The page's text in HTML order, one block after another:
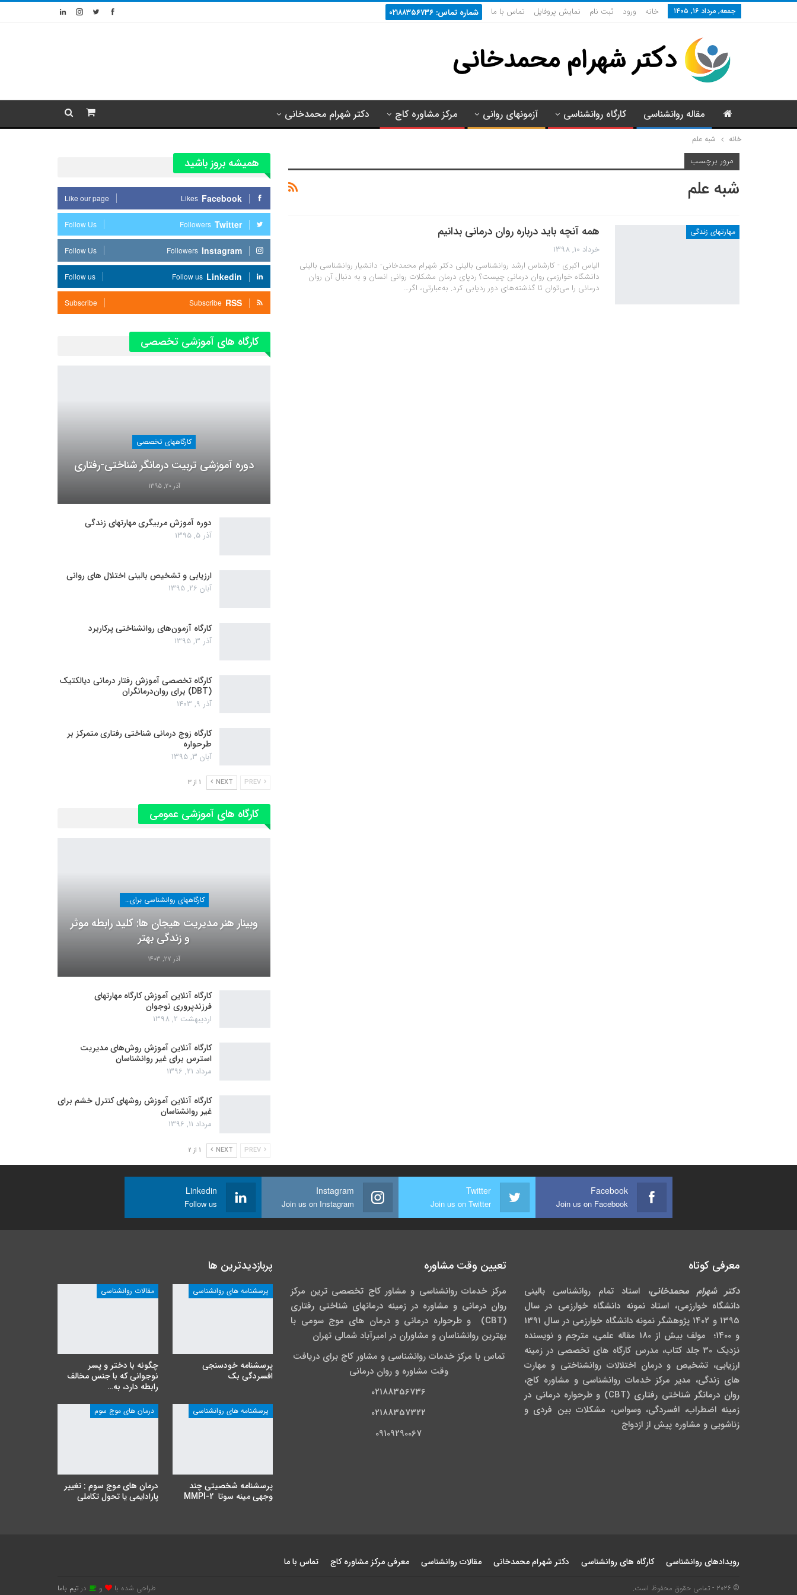
جمعه, مرداد ۱۶, ۱۴۰۵ خانه ورود ثبت نام نمایش پروفایل تماس با ما شماره تماس: ۰۲۱۸۸۳۵۶۷۳۶
مقاله روانشناسی کارگاه روانشناسی آزمونهای روانی مرکز مشاوره کاج دکتر شهرام محمدخانی
خانه شبه علم
مرور برچسب
شبه علم
مهارتهای زندگی همه آنچه باید درباره روان‌ درمانی بدانیم
خرداد 10, 1398
الیاس اکبری - کارشناس ارشد روانشناسی بالینی دکتر شهرام محمدخانی- دانشیار روانشناسی بالینی
دانشگاه خوارزمی روان درمانی چیست؟ ردپای درمان مشکلات روانی انسان و به دنبال آن روان
درمانی را می‌توان تا گذشته‌های دور ردیابی کرد. به‌عبارتی، اگر…
همیشه بروز باشید
Facebook
Likes
Like our page
Twitter
Followers
Follow Us
Instagram
Followers
Follow Us
Linkedin
Follow us
Follow us
RSS
Subscribe
Subscribe
کارگاه های آموزشی تخصصی
کارگاههای تخصصی
دوره آموزشی تربیت درمانگر شناختی-رفتاری
آذر 20, 1395
دوره آموزش مربیگری مهارتهای زندگی
آذر 5, 1395
ارزیابی و تشخیص بالینی اختلال های روانی
آبان 26, 1395
کارگاه آزمون‌های روانشناختی پرکاربرد
آذر 3, 1395
کارگاه تخصصی آموزش رفتار درمانی دیالکتیک
(DBT) برای روان‌درمانگران
آذر 9, 1403
کارگاه زوج‌ درمانی شناختی رفتاری متمرکز بر
طرحواره
آبان 3, 1395
NEXT 1 از 3
کارگاه های آموزشی عمومی
کارگاههای روانشناسی برای عموم
وبینار هنر مدیریت هیجان ها: کلید رابطه موثر
و زندگی بهتر
آذر 27, 1403
کارگاه آنلاین آموزش کارگاه مهارتهای
فرزندپروری نوجوان
اردیبهشت 2, 1398
کارگاه آنلاین آموزش روش‌های مدیریت
استرس برای غیر روانشناسان
مرداد 21, 1396
کارگاه آنلاین آموزش روشهای کنترل خشم برای
غیر روانشناسان
مرداد 11, 1396
NEXT 1 از 2
Facebook
Join us on Facebook
Twitter
Join us on Twitter
Instagram
Join us on Instagram
Linkedin
Follow us
معرفی کوتاه
دکتر شهرام محمدخانی، استاد تمام روانشناسی بالینی
دانشگاه خوارزمی، استاد نمونه دانشگاه خوارزمی در سال
1395 و 1402 پژوهشگر نمونه دانشگاه خوارزمی در سال 1391
و 1400؛ مولف بیش از 180 مقاله علمی، مترجم و نویسنده
نزدیک 30 جلد کتاب، مدرس کارگاه­ های تخصصی در زمینه
ارزیابی، تشخیص و درمان اختلالات روانشناختی و مهارت
های زندگی، مدیر مرکز خدمات روانشناسی و مشاوره کاج،
روان­ درمانگر شناختی رفتاری (CBT) و طرحواره درمانی در
زمینه اضطراب، افسردگی، وسواس، مشکلات بین فردی و
زناشویی و مشاوره پیش از ازدواج
تعیین وقت مشاوره
مرکز خدمات روانشناسی و مشاور کاج تخصصی‏ ترین مرکز
روان درمانی و مشاوره در زمینه درمان‏های شناختی رفتاری
(CBT) و طرحواره درمانی و درمان های موج سومی با
بهترین روانشناسان و مشاوران در امیرآباد شمالی تهران
تماس با مرکز خدمات روانشناسی و مشاور کاج برای دریافت
وقت مشاوره و روان درمانی
02188356736
02188357322
09109290067
پربازدیدترین ها
پرسشنامه های روانشناسی
پرسشنامه خودسنجی
افسردگی بک
مقالات روانشناسی
چگونه با دختر و پسر
نوجوانی که با جنس مخالف
رابطه دارد، به…
پرسشنامه های روانشناسی
پرسشنامه شخصیتی چند
وجهی مینه سوتا MMPI-2
درمان های موج سوم
درمان های موج سوم : تغییر
پارادایمی یا تحول تکاملی
رویدادهای روانشناسی کارگاه های روانشناسی دکتر شهرام محمدخانی مقالات روانشناسی معرفی مرکز مشاوره کاج تماس با ما
© 2026 - تمامی حقوق محفوظ است. طراحی شده با و در تیم باما